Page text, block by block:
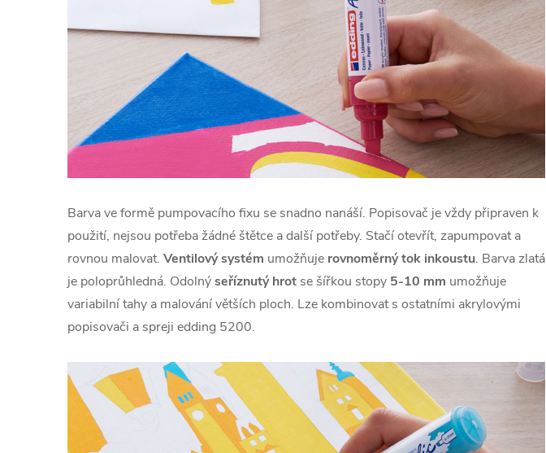
Barva ve formě pumpovacího fixu se snadno nanáší. Popisovač je vždy připraven k
použití, nejsou potřeba žádné štětce a další potřeby. Stačí otevřít, zapumpovat a
rovnou malovat. Ventilový systém umožňuje rovnoměrný tok inkoustu. Barva zlatá
je poloprůhledná. Odolnýseříznutý hrot se šířkou stopy 5-10 mm umožňuje
variabilní tahy a malování větších ploch. Lze kombinovat s ostatními akrylovými
popisovači a spreji edding 5200.